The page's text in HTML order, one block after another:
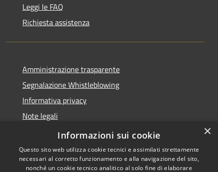
Leggi le FAQ
Richiesta assistenza
Amministrazione trasparente
Segnalazione Whistleblowing
Informativa privacy
Note legali
Dichiarazione di accessibilità
×
Informazioni sui cookie
Questo sito web utilizza cookie tecnici e assimilati strettamente
necessari al corretto funzionamento e alla navigazione del sito,
nonché un cookie tecnico analitico al solo fine di elaborare